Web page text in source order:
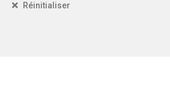
Réinitialiser